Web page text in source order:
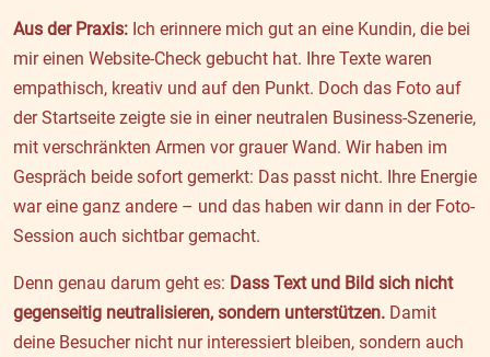
Aus der Praxis: Ich erinnere mich gut an eine Kundin, die bei
mir einen Website-Check gebucht hat. Ihre Texte waren
empathisch, kreativ und auf den Punkt. Doch das Foto auf
der Startseite zeigte sie in einer neutralen Business-Szenerie,
mit verschränkten Armen vor grauer Wand. Wir haben im
Gespräch beide sofort gemerkt: Das passt nicht. Ihre Energie
war eine ganz andere – und das haben wir dann in der Foto-
Session auch sichtbar gemacht.
Denn genau darum geht es: Dass Text und Bild sich nicht
gegenseitig neutralisieren, sondern unterstützen. Damit
deine Besucher nicht nur interessiert bleiben, sondern auch